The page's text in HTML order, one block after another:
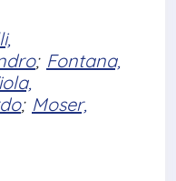
; Fontana,
; Moser,